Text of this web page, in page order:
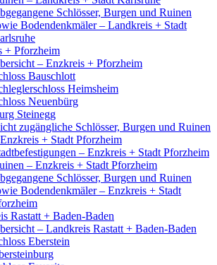
Schlösser, Burgen und Ruinen
Bodendenkmäler – Landkreis + Stadt
+ Pforzheim
– Enzkreis + Pforzheim
Bauschlott
Heimsheim
Neuenbürg
Steinegg
zugängliche Schlösser, Burgen und Ruinen
+ Stadt Pforzheim
– Enzkreis + Stadt Pforzheim
– Enzkreis + Stadt Pforzheim
Schlösser, Burgen und Ruinen
Bodendenkmäler – Enzkreis + Stadt
Rastatt + Baden-Baden
– Landkreis Rastatt + Baden-Baden
Eberstein